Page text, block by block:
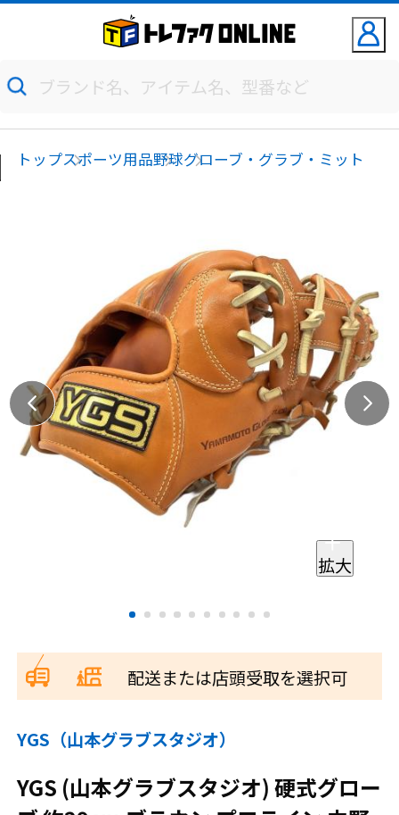
トップスポーツ用品野球グローブ・グラブ・ミット
拡大
配送または店頭受取を選択可
YGS（山本グラブスタジオ）
YGS (山本グラブスタジオ) 硬式グロー